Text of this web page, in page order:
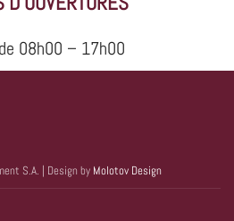
08h00 – 17h00
S.A. | Design by Molotov Design